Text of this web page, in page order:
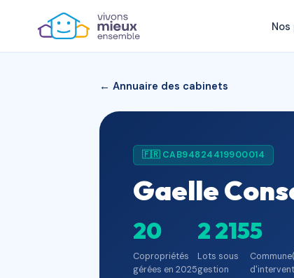
← Annuaire des cabinets
🇫🇷 CAB94824419900014
Gaelle
20
Copropriétés
gérées en 2025
2 215
Lots sous
gestion
5